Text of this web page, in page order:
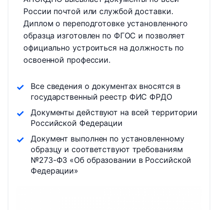
России почтой или службой доставки.
Диплом о переподготовке установленного
образца изготовлен по ФГОС и позволяет
официально устроиться на должность по
освоенной профессии.
Все сведения о документах вносятся в
государственный реестр ФИС ФРДО
Документы действуют на всей территории
Российской Федерации
Документ выполнен по установленному
образцу и соответствуют требованиям
№273-ФЗ «Об образовании в Российской
Федерации»